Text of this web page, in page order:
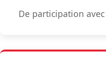
De participation